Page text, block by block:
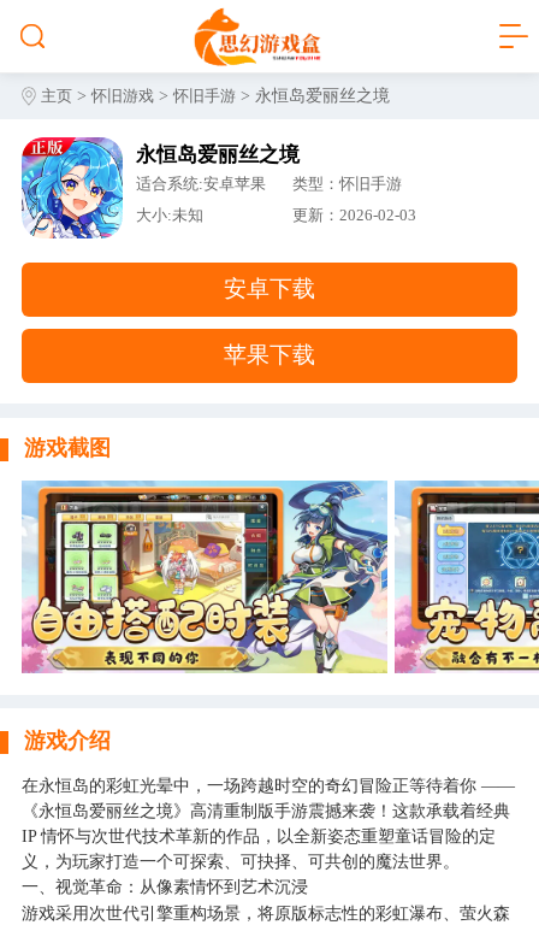
主页 >怀旧游戏 >怀旧手游 > 永恒岛爱丽丝之境
永恒岛爱丽丝之境
适合系统:安卓苹果
类型：怀旧手游
大小:未知
更新：2026-02-03
安卓下载
苹果下载
游戏截图
游戏介绍
在永恒岛的彩虹光晕中，一场跨越时空的奇幻冒险正等待着你 ——
《永恒岛爱丽丝之境》高清重制版手游震撼来袭！这款承载着经典
IP 情怀与次世代技术革新的作品，以全新姿态重塑童话冒险的定
义，为玩家打造一个可探索、可抉择、可共创的魔法世界。
一、视觉革命：从像素情怀到艺术沉浸
游戏采用次世代引擎重构场景，将原版标志性的彩虹瀑布、萤火森